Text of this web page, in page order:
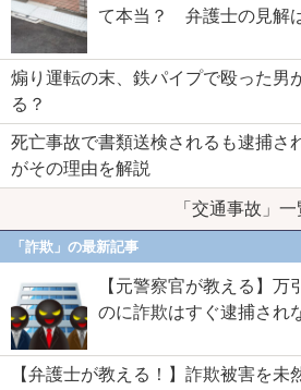
て本当？ 弁護士の見解
煽り運転の末、鉄パイプで殴った
る？
死亡事故で書類送検されるも逮捕
がその理由を解説
「交通事故」一
「詐欺」の最新記事
【元警察官が教える】万
のに詐欺はすぐ逮捕され
【弁護士が教える！】詐欺被害を未